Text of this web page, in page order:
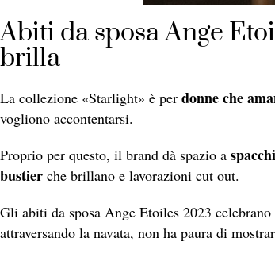
Abiti da sposa Ange
brilla
La collezione «Starlight» è per donne che
vogliono accontentarsi.
Proprio per questo, il brand dà spazio a
bustier che brillano e lavorazioni cut out.
Gli abiti da sposa Ange Etoiles 2023
attraversando la navata, non ha paura di